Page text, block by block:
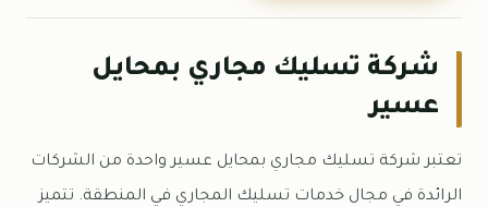
شركة تسليك مجاري بمحايل
عسير
تعتبر شركة تسليك مجاري بمحايل عسير واحدة من الشركات
الرائدة في مجال خدمات تسليك المجاري في المنطقة. تتميز